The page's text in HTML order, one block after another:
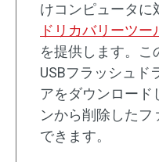
けコンピュータに
ドリカバリーツー
を提供します。こ
USBフラッシュド
アをダウンロード
ンから削除したフ
できます。